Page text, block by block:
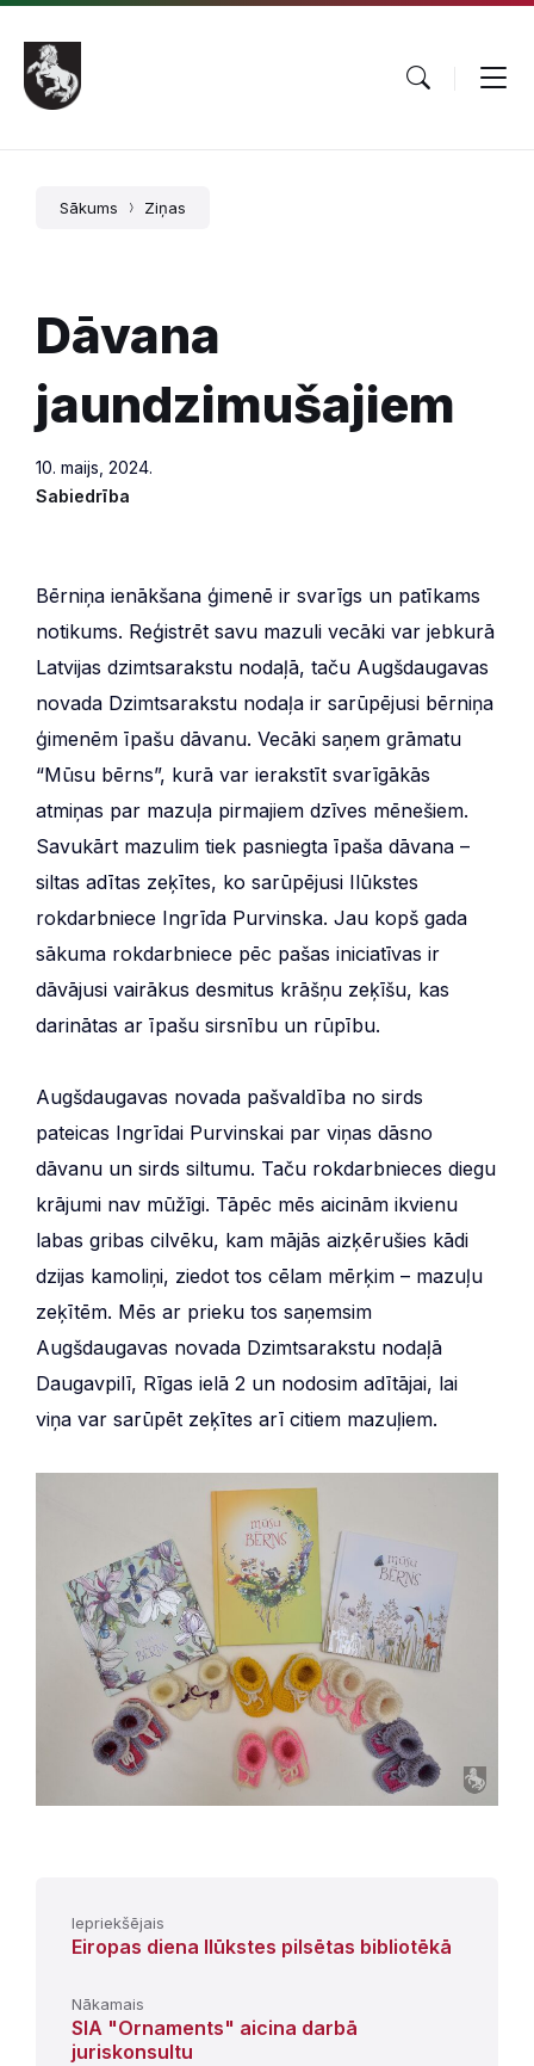
Pāriet
saturu
Skip
main
navigation
Skip
footer
Sākums Ziņas
Dāvana
jaundzimušajiem
10. maijs, 2024.
Sabiedrība
Bērniņa ienākšana ģimenē ir svarīgs un patīkams
notikums. Reģistrēt savu mazuli vecāki var jebkurā
Latvijas dzimtsarakstu nodaļā, taču Augšdaugavas
novada Dzimtsarakstu nodaļa ir sarūpējusi bērniņa
ģimenēm īpašu dāvanu. Vecāki saņem grāmatu
“Mūsu bērns”, kurā var ierakstīt svarīgākās
atmiņas par mazuļa pirmajiem dzīves mēnešiem.
Savukārt mazulim tiek pasniegta īpaša dāvana –
siltas adītas zeķītes, ko sarūpējusi Ilūkstes
rokdarbniece Ingrīda Purvinska. Jau kopš gada
sākuma rokdarbniece pēc pašas iniciatīvas ir
dāvājusi vairākus desmitus krāšņu zeķīšu, kas
darinātas ar īpašu sirsnību un rūpību.
Augšdaugavas novada pašvaldība no sirds
pateicas Ingrīdai Purvinskai par viņas dāsno
dāvanu un sirds siltumu. Taču rokdarbnieces diegu
krājumi nav mūžīgi. Tāpēc mēs aicinām ikvienu
labas gribas cilvēku, kam mājās aizķērušies kādi
dzijas kamoliņi, ziedot tos cēlam mērķim – mazuļu
zeķītēm. Mēs ar prieku tos saņemsim
Augšdaugavas novada Dzimtsarakstu nodaļā
Daugavpilī, Rīgas ielā 2 un nodosim adītājai, lai
viņa var sarūpēt zeķītes arī citiem mazuļiem.
Iepriekšējais
Eiropas diena Ilūkstes pilsētas bibliotēkā
Nākamais
SIA "Ornaments" aicina darbā
juriskonsultu